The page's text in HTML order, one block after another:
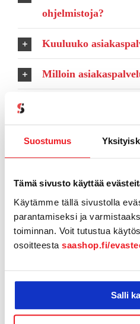
Suostumus
Tämä sivusto käyttää
Käytämme tällä sivustolla
parantamiseksi ja
toiminnan. Voit tutustua
osoitteesta saashop.fi/
Salli
ohjelmistoja?
Kuuluuko
Milloin
Saanko tilauksista
automaattisesti?
Voinko maksaa
Voinko maksaa